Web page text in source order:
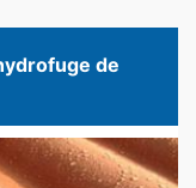
de